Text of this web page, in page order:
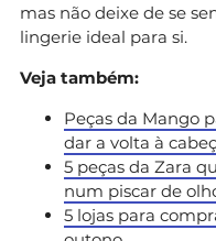
mas não deixe de se
lingerie ideal para si.
Veja também:
Peças da Mango
dar a volta à
5 peças da Zara
num piscar de
5 lojas para